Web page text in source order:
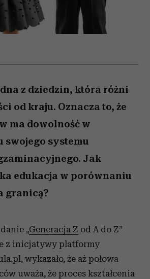
z dziedzin, która różni
od kraju. Oznacza to, że
ma dowolność w
swojego systemu
Jak
edukacja w porównaniu
granicą?
„Generacja Z od A do Z”
z inicjatywy platformy
wykazało, że aż połowa
uważa, że proces kształcenia